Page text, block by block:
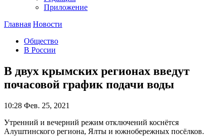
Приложение
Главная Новости
Общество
В России
В двух крымских регионах введут
почасовой график подачи воды
10:28 Фев. 25, 2021
Утренний и вечерний режим отключений коснётся
Алуштинского региона, Ялты и южнобережных посёлков.